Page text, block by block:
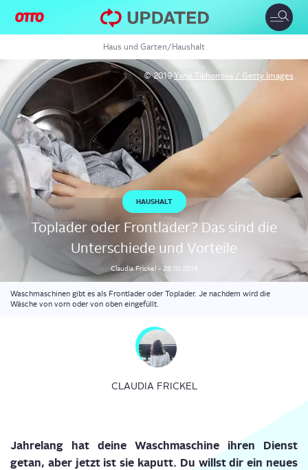
Toggle
Haus und Garten/Haushalt
© 2019Yana Tikhonova / Getty Images
HAUSHALT
Top­la­der oder Front­la­der? Das sind die
Unter­schie­de und Vorteile
ClaudiaFrickel - 28.10.2019
Waschmaschinen gibt es als Frontlader oder Toplader. Je nachdem wird die
Wäsche von vorn oder von oben eingefüllt.
CLAUDIA FRICKEL
Jah­re­lang hat dei­ne Wasch­ma­schi­ne ihren Dienst
getan, aber jetzt ist sie kaputt. Du willst dir ein neu­es